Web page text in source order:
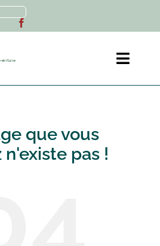
que vous
pas !